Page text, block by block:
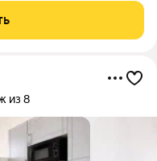
бизнес.
из 8